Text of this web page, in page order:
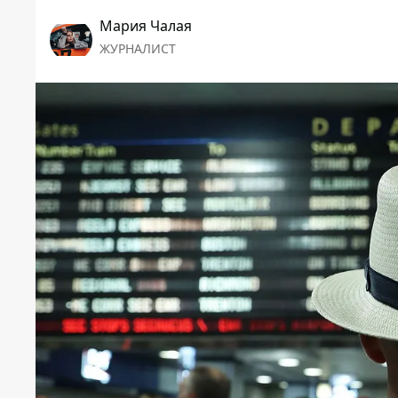
Мария Чалая
ЖУРНАЛИСТ